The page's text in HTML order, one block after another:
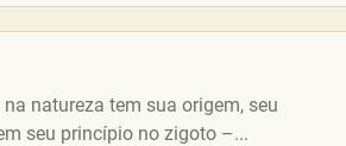
natureza tem sua origem, seu
seu princípio no zigoto –...